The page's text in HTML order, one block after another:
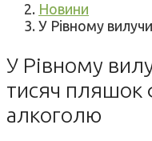
Новини
У Рівному
У Рівному
тисяч пляшок
алкоголю